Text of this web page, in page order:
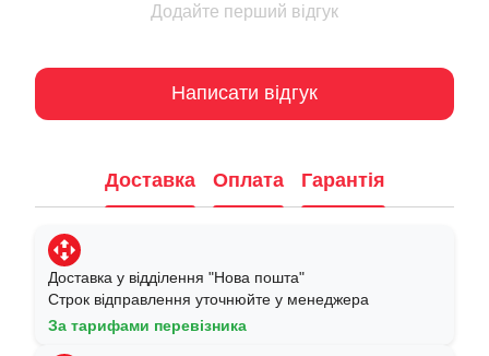
Додайте перший відгук
Написати відгук
Доставка Оплата Гарантія
Доставка у відділення "Нова пошта"
Строк відправлення уточнюйте у менеджера
За тарифами перевізника